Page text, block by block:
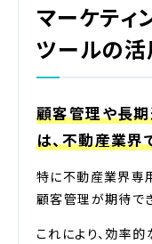
マーケティ
ツールの活
顧客管理や長
は、不動産業界
特に不動産業界専
顧客管理が期待でき
これにより、効率